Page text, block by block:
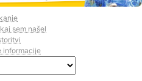
sem našel
informacije